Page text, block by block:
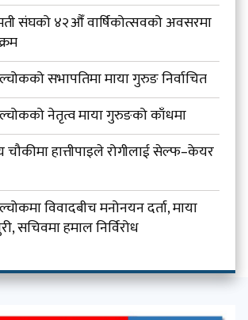
संघको ४२औँ वार्षिकोत्सवको अवसरमा
सभापतिमा माया गुरुङ निर्वाचित
नेतृत्व माया गुरुङको काँधमा
चौकीमा हात्तीपाइले रोगीलाई सेल्फ–केयर
विवादबीच मनोनयन दर्ता, माया
सचिवमा हमाल निर्विरोध